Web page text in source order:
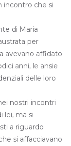
incontro che si
di Maria
per
avevano affidato
anni, le ansie
delle loro
nostri incontri
lei, ma si
a riguardo
si affacciavano